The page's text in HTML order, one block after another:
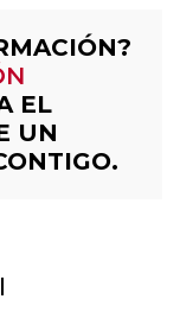
EL
UN